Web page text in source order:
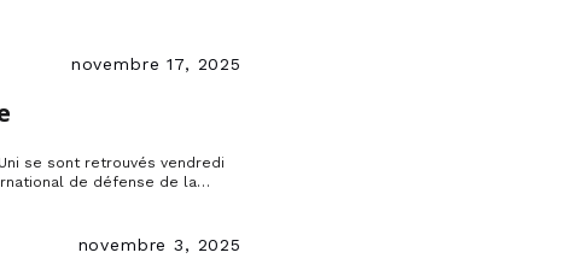
novembre 17, 2025
se sont retrouvés vendredi
de défense de la
novembre 3, 2025